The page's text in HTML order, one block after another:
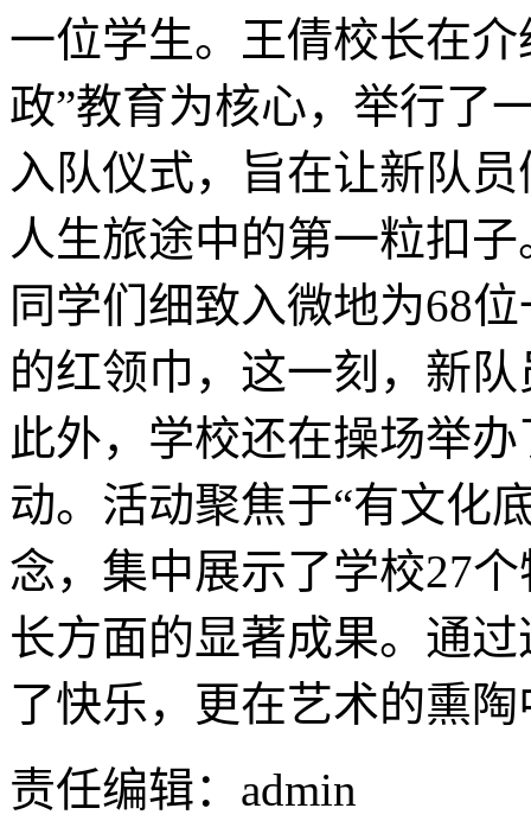
一位学生。王倩校长在
政”教育为核心，举行了
入队仪式，旨在让新队
人生旅途中的第一粒扣
同学们细致入微地为68
的红领巾，这一刻，新
此外，学校还在操场举
动。活动聚焦于“有文化
念，集中展示了学校27
长方面的显著成果。通
了快乐，更在艺术的熏
责任编辑：admin